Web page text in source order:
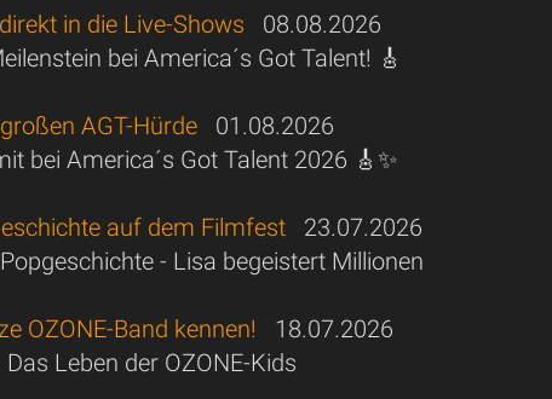
in die Live-Shows 08.08.2026
bei America´s Got Talent! 🎸
AGT-Hürde 01.08.2026
bei America´s Got Talent 2026 🎸✨
auf dem Filmfest 23.07.2026
- Lisa begeistert Millionen
OZONE-Band kennen!
18.07.2026
Leben der OZONE-Kids